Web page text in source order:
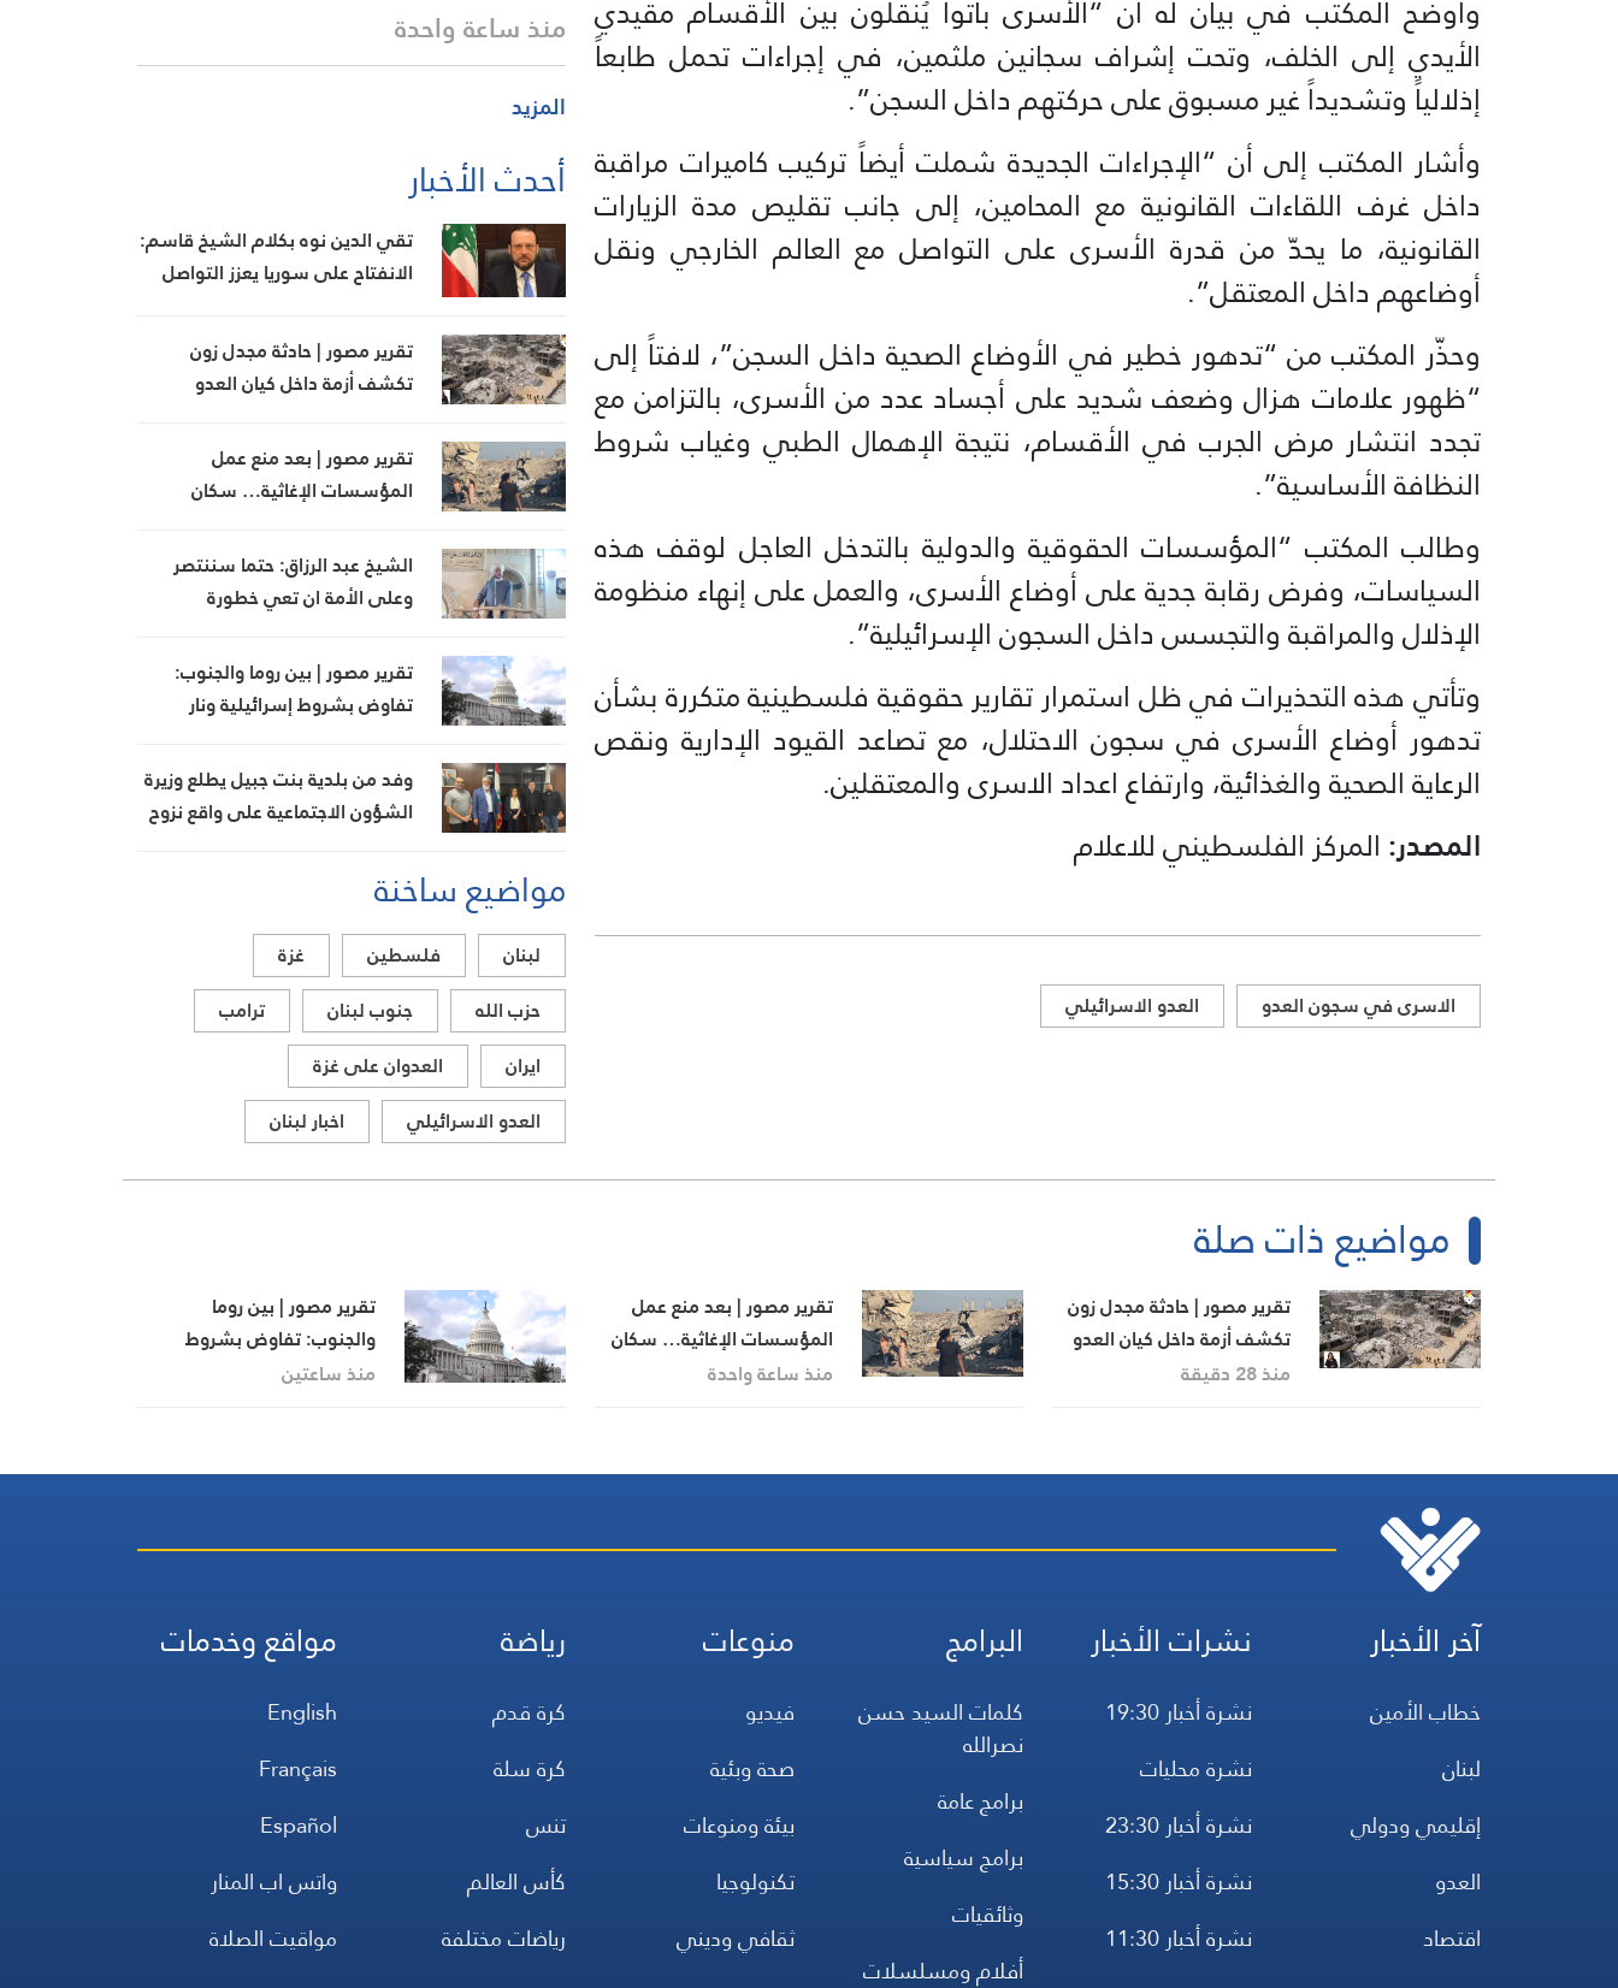
وأوضح المكتب في بيان له أن “الأسرى باتوا يُنقلون بين الأقسام مقيدي
الأيدي إلى الخلف، وتحت إشراف سجانين ملثمين، في إجراءات تحمل طابعاً
إذلالياً وتشديداً غير مسبوق على حركتهم داخل السجن”.
وأشار المكتب إلى أن “الإجراءات الجديدة شملت أيضاً تركيب كاميرات مراقبة
داخل غرف اللقاءات القانونية مع المحامين، إلى جانب تقليص مدة الزيارات
القانونية، ما يحدّ من قدرة الأسرى على التواصل مع العالم الخارجي ونقل
أوضاعهم داخل المعتقل”.
وحذّر المكتب من “تدهور خطير في الأوضاع الصحية داخل السجن”، لافتاً إلى
“ظهور علامات هزال وضعف شديد على أجساد عدد من الأسرى، بالتزامن مع
تجدد انتشار مرض الجرب في الأقسام، نتيجة الإهمال الطبي وغياب شروط
النظافة الأساسية”.
وطالب المكتب “المؤسسات الحقوقية والدولية بالتدخل العاجل لوقف هذه
السياسات، وفرض رقابة جدية على أوضاع الأسرى، والعمل على إنهاء منظومة
الإذلال والمراقبة والتجسس داخل السجون الإسرائيلية”.
وتأتي هذه التحذيرات في ظل استمرار تقارير حقوقية فلسطينية متكررة بشأن
تدهور أوضاع الأسرى في سجون الاحتلال، مع تصاعد القيود الإدارية ونقص
الرعاية الصحية والغذائية، وارتفاع اعداد الاسرى والمعتقلين.
المصدر: المركز الفلسطيني للاعلام
الاسرى في سجون العدو العدو الاسرائيلي
منذ ساعة واحدة
المزيد
أحدث الأخبار
تقي الدين نوه بكلام الشيخ قاسم:
الانفتاح على سوريا يعزز التواصل
تقرير مصور | حادثة مجدل زون
تكشف أزمة داخل كيان العدو
تقرير مصور | بعد منع عمل
المؤسسات الإغاثية… سكان
مصيرهم وحدهم
الشيخ عبد الرزاق: حتما سننتصر
وعلى الأمة ان تعي خطورة
تقرير مصور | بين روما والجنوب:
تفاوض بشروط إسرائيلية ونار
وفد من بلدية بنت جبيل يطلع وزيرة
الشؤون الاجتماعية على واقع نزوح
مواضيع ساخنة
لبنان فلسطين
غزة
حزب الله
جنوب لبنان
ترامب
ايران
العدوان على غزة
العدو الاسرائيلي
اخبار لبنان
مواضيع ذات صلة
تقرير مصور | حادثة مجدل زون
تكشف أزمة داخل كيان العدو
منذ 28 دقيقة
تقرير مصور | بعد منع عمل
المؤسسات الإغاثية… سكان
المناطق البرتقالية يواجهون
منذ ساعة واحدة
تقرير مصور | بين روما
والجنوب: تفاوض بشروط
إسرائيلية ونار مستمرة في
منذ ساعتين
آخر الأخبار
خطاب الأمين
لبنان
إقليمي ودولي
العدو
اقتصاد
نشرات الأخبار
نشرة أخبار 19:30
نشرة محليات
نشرة أخبار 23:30
نشرة أخبار 15:30
نشرة أخبار 11:30
البرامج
كلمات السيد حسن
نصرالله
برامج عامة
برامج سياسية
وثائقيات
أفلام ومسلسلات
منوعات
فيديو
صحة وبئية
بيئة ومنوعات
تكنولوجيا
ثقافي وديني
رياضة
كرة قدم
كرة سلة
تنس
كأس العالم
رياضات مختلفة
مواقع وخدمات
English
Français
Español
واتس اب المنار
مواقيت الصلاة